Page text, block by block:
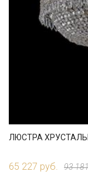
ЛЮСТРА
65 227 руб. 93